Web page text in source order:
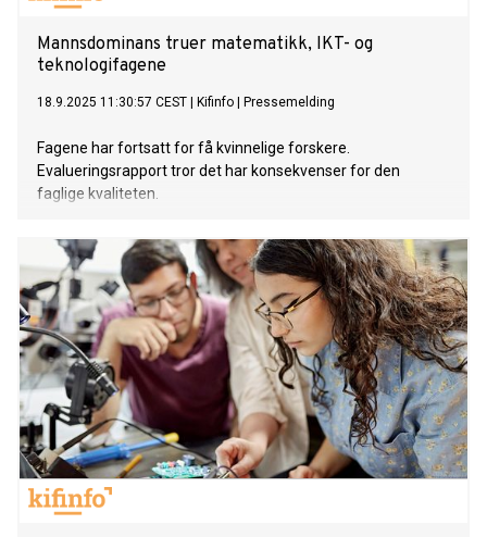
Mannsdominans truer matematikk, IKT- og
teknologifagene
18.9.2025 11:30:57 CEST Kifinfo Pressemelding
Fagene har fortsatt for få kvinnelige forskere.
Evalueringsrapport tror det har konsekvenser for den
faglige kvaliteten.